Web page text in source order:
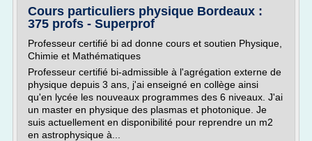
Cours particuliers physique Bordeaux :
375 profs - Superprof
Professeur certifié bi ad donne cours et soutien Physique,
Chimie et Mathématiques
Professeur certifié bi-admissible à l'agrégation externe de
physique depuis 3 ans, j'ai enseigné en collège ainsi
qu'en lycée les nouveaux programmes des 6 niveaux. J'ai
un master en physique des plasmas et photonique. Je
suis actuellement en disponibilité pour reprendre un m2
en astrophysique à...